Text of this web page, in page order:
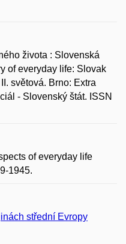
života : Slovenská
of everyday life: Slovak
světová. Brno: Extra
- Slovenský štát. ISSN
of everyday life
1945.
střední Evropy